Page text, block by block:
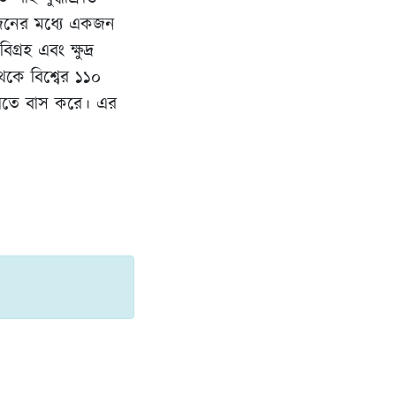
মধ্যে একজন
এবং ক্ষুদ্র
বিশ্বের ১১০
বাস করে। এর